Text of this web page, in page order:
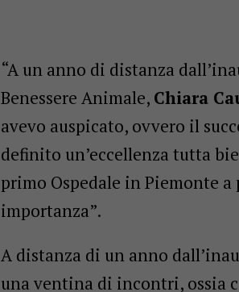
“A un anno di distanza
Benessere Animale, Chiara
avevo auspicato, ovvero il
definito un’eccellenza tutta
primo Ospedale in Piemonte
importanza”.
A distanza di un anno
una ventina di incontri, ossia